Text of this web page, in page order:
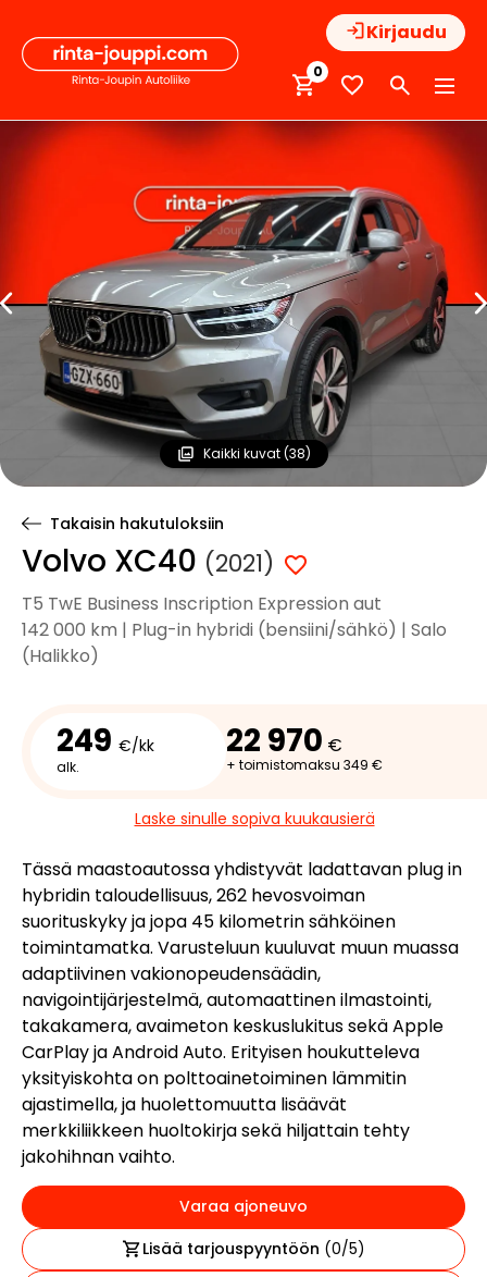
sisältöön
Kirjaudu
0
Kaikki kuvat (38)
Takaisin hakutuloksiin
Volvo XC40 (2021)
T5 TwE Business Inscription Expression aut
142 000 km | Plug-in hybridi (bensiini/sähkö) | Salo
(Halikko)
249 €/kk
alk.
22 970 €
+ toimistomaksu 349 €
Laske sinulle sopiva kuukausierä
Tässä maastoautossa yhdistyvät ladattavan plug in
hybridin taloudellisuus, 262 hevosvoiman
suorituskyky ja jopa 45 kilometrin sähköinen
toimintamatka. Varusteluun kuuluvat muun muassa
adaptiivinen vakionopeudensäädin,
navigointijärjestelmä, automaattinen ilmastointi,
takakamera, avaimeton keskuslukitus sekä Apple
CarPlay ja Android Auto. Erityisen houkutteleva
yksityiskohta on polttoainetoiminen lämmitin
ajastimella, ja huolettomuutta lisäävät
merkkiliikkeen huoltokirja sekä hiljattain tehty
jakohihnan vaihto.
Varaa ajoneuvo
Lisää tarjouspyyntöön (0/5)